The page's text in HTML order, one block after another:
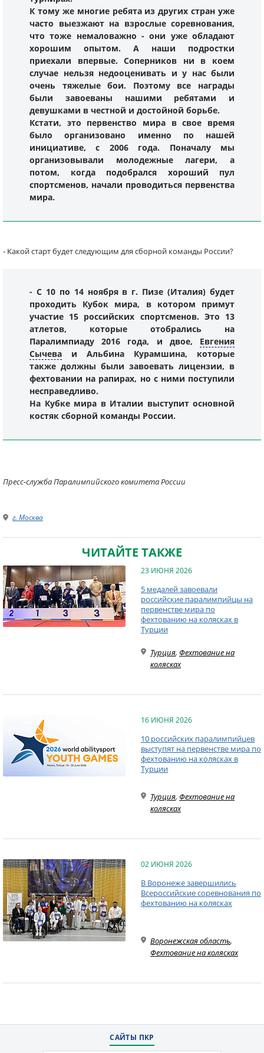
К тому же многие ребята из других стран уже
часто выезжают на взрослые соревнования,
что тоже немаловажно - они уже обладают
хорошим опытом. А наши подростки
приехали впервые. Соперников ни в коем
случае нельзя недооценивать и у нас были
очень тяжелые бои. Поэтому все награды
были завоеваны нашими ребятами и
девушками в честной и достойной борьбе.
Кстати, это первенство мира в свое время
было организовано именно по нашей
инициативе, с 2006 года. Поначалу мы
организовывали молодежные лагери, а
потом, когда подобрался хороший пул
спортсменов, начали проводиться первенства
мира.
- Какой старт будет следующим для сборной команды России?
- С 10 по 14 ноября в г. Пизе (Италия) будет
проходить Кубок мира, в котором примут
участие 15 российских спортсменов. Это 13
атлетов, которые отобрались на
Паралимпиаду 2016 года, и двое, Евгения
Сычева и Альбина Курамшина, которые
также должны были завоевать лицензии, в
фехтовании на рапирах, но с ними поступили
несправедливо.
На Кубке мира в Италии выступит основной
костяк сборной команды России.
Пресс-служба Паралимпийского комитета России
г. Москва
ЧИТАЙТЕ ТАКЖЕ
23 ИЮНЯ 2026
5 медалей завоевали
российские паралимпийцы на
первенстве мира по
фехтованию на колясках в
Турции
Турция, Фехтование на
колясках
16 ИЮНЯ 2026
10 российских паралимпийцев
выступят на первенстве мира по
фехтованию на колясках в
Турции
Турция, Фехтование на
колясках
02 ИЮНЯ 2026
В Воронеже завершились
Всероссийские соревнования по
фехтованию на колясках
Воронежская область,
Фехтование на колясках
САЙТЫ ПКР